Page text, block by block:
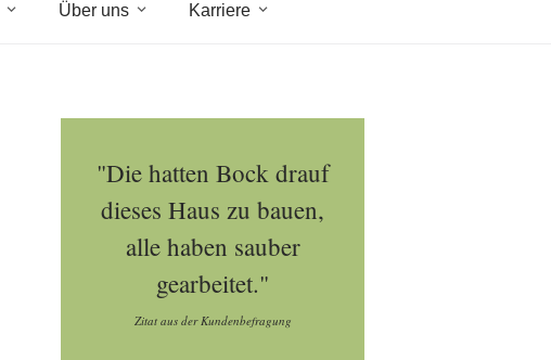
Über uns Karriere
"Die hatten Bock drauf
dieses Haus zu bauen,
alle haben sauber
gearbeitet."
Zitat aus der Kundenbefragung